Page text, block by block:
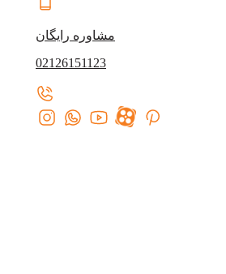
مشاوره رایگان
02126151123